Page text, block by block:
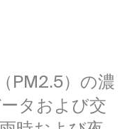
PM2.5）の濃
タおよび交